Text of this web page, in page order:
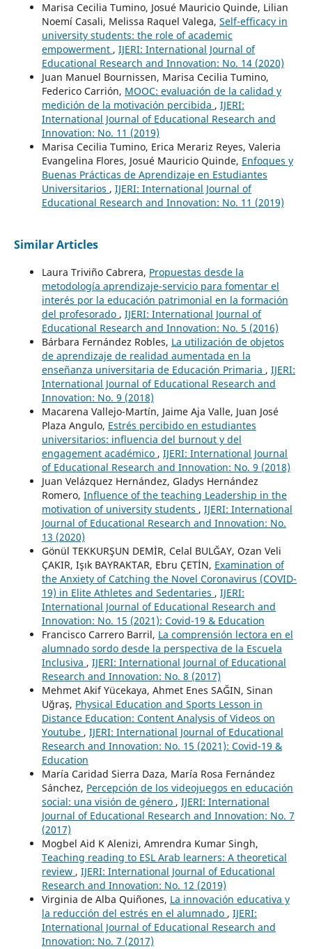
Marisa Cecilia Tumino, Josué Mauricio Quinde, Lilian
Noemí Casali, Melissa Raquel Valega, Self-efficacy in
university students: the role of academic
empowerment , IJERI: International Journal of
Educational Research and Innovation: No. 14 (2020)
Juan Manuel Bournissen, Marisa Cecilia Tumino,
Federico Carrión, MOOC: evaluación de la calidad y
medición de la motivación percibida , IJERI:
International Journal of Educational Research and
Innovation: No. 11 (2019)
Marisa Cecilia Tumino, Erica Merariz Reyes, Valeria
Evangelina Flores, Josué Mauricio Quinde, Enfoques y
Buenas Prácticas de Aprendizaje en Estudiantes
Universitarios , IJERI: International Journal of
Educational Research and Innovation: No. 11 (2019)
Similar Articles
Laura Triviño Cabrera, Propuestas desde la
metodología aprendizaje-servicio para fomentar el
interés por la educación patrimonial en la formación
del profesorado , IJERI: International Journal of
Educational Research and Innovation: No. 5 (2016)
Bárbara Fernández Robles, La utilización de objetos
de aprendizaje de realidad aumentada en la
enseñanza universitaria de Educación Primaria , IJERI:
International Journal of Educational Research and
Innovation: No. 9 (2018)
Macarena Vallejo-Martín, Jaime Aja Valle, Juan José
Plaza Angulo, Estrés percibido en estudiantes
universitarios: influencia del burnout y del
engagement académico , IJERI: International Journal
of Educational Research and Innovation: No. 9 (2018)
Juan Velázquez Hernández, Gladys Hernández
Romero, Influence of the teaching Leadership in the
motivation of university students , IJERI: International
Journal of Educational Research and Innovation: No.
13 (2020)
Gönül TEKKURŞUN DEMİR, Celal BULĞAY, Ozan Veli
ÇAKIR, Işık BAYRAKTAR, Ebru ÇETİN, Examination of
the Anxiety of Catching the Novel Coronavirus (COVID-
19) in Elite Athletes and Sedentaries , IJERI:
International Journal of Educational Research and
Innovation: No. 15 (2021): Covid-19 & Education
Francisco Carrero Barril, La comprensión lectora en el
alumnado sordo desde la perspectiva de la Escuela
Inclusiva , IJERI: International Journal of Educational
Research and Innovation: No. 8 (2017)
Mehmet Akif Yücekaya, Ahmet Enes SAĞIN, Sinan
Uğraş, Physical Education and Sports Lesson in
Distance Education: Content Analysis of Videos on
Youtube , IJERI: International Journal of Educational
Research and Innovation: No. 15 (2021): Covid-19 &
Education
María Caridad Sierra Daza, María Rosa Fernández
Sánchez, Percepción de los videojuegos en educación
social: una visión de género , IJERI: International
Journal of Educational Research and Innovation: No. 7
(2017)
Mogbel Aid K Alenizi, Amrendra Kumar Singh,
Teaching reading to ESL Arab learners: A theoretical
review , IJERI: International Journal of Educational
Research and Innovation: No. 12 (2019)
Virginia de Alba Quiñones, La innovación educativa y
la reducción del estrés en el alumnado , IJERI:
International Journal of Educational Research and
Innovation: No. 7 (2017)